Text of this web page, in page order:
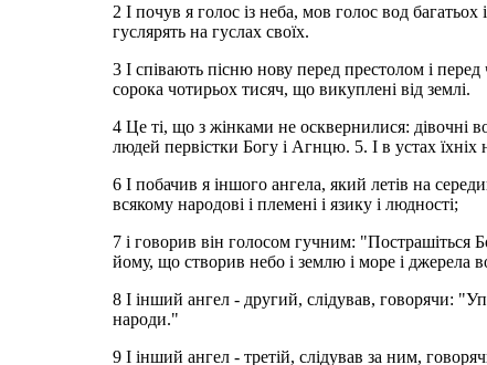
2 І почув я голос із неба, мов голос вод
гуслярять на гуслах своїх.
3 І співають пісню нову перед престолом і перед
сорока чотирьох тисяч, що викуплені від землі.
4 Це ті, що з жінками не осквернилися:
людей первістки Богу і Агнцю. 5. І в устах
6 І побачив я іншого ангела, який летів на
всякому народові і племені і язику і людності;
7 і говорив він голосом гучним: "Пострашіться
йому, що створив небо і землю і море і джерела
8 І інший ангел - другий, слідував, говорячи:
народи."
9 І інший ангел - третій, слідував за ним,